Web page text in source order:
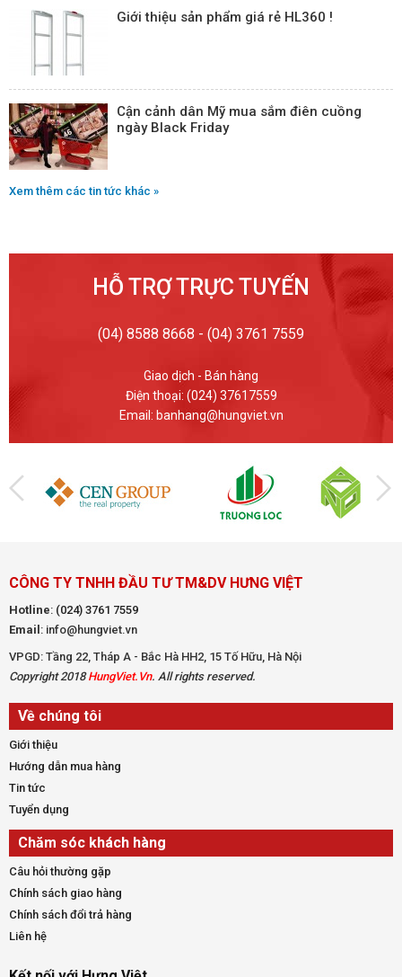
Giới thiệu sản phẩm giá rẻ HL360 !
Cận cảnh dân Mỹ mua sắm điên cuồng
ngày Black Friday
Xem thêm các tin tức khác »
HỖ TRỢ TRỰC TUYẾN
(04) 8588 8668 - (04) 3761 7559
Giao dịch - Bán hàng
Điện thoại: (024) 37617559
Email: banhang@hungviet.vn
CÔNG TY TNHH ĐẦU TƯ TM&DV HƯNG VIỆT
Hotline: (024) 3761 7559
Email : info@hungviet.vn
VPGD: Tầng 22, Tháp A - Bắc Hà HH2, 15 Tố Hữu, Hà Nội
Copyright 2018HungViet.Vn. All rights reserved.
Về chúng tôi
Giới thiệu
Hướng dẫn mua hàng
Tin tức
Tuyển dụng
Chăm sóc khách hàng
Câu hỏi thường gặp
Chính sách giao hàng
Chính sách đổi trả hàng
Liên hệ